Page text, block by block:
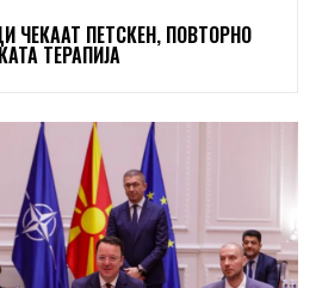
ЧЕКААТ ПЕТСКЕН, ПОВТОРНО
ТЕРАПИЈА